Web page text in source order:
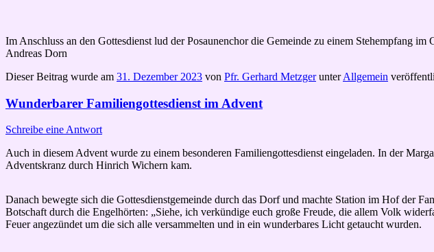
Im Anschluss an den Gottesdienst lud der Posaunenchor die Gemeinde zu einem Stehempfang im
Andreas Dorn
Dieser Beitrag wurde am 31. Dezember 2023 von Pfr. Gerhard MetzgerunterAllgemein
Wunderbarer Familiengottesdienst im Advent
Schreibe eine Antwort
Auch in diesem Advent wurde zu einem besonderen Familiengottesdienst eingeladen. In der
Adventskranz durch Hinrich Wichern kam.
Danach bewegte sich die Gottesdienstgemeinde durch das Dorf und machte Station im Hof der
Botschaft durch die Engelhörten: „Siehe, ich verkündige euch große Freude, die allem Volk
Feuer angezündet um die sich alle versammelten und in ein wunderbares Licht getaucht wurden.